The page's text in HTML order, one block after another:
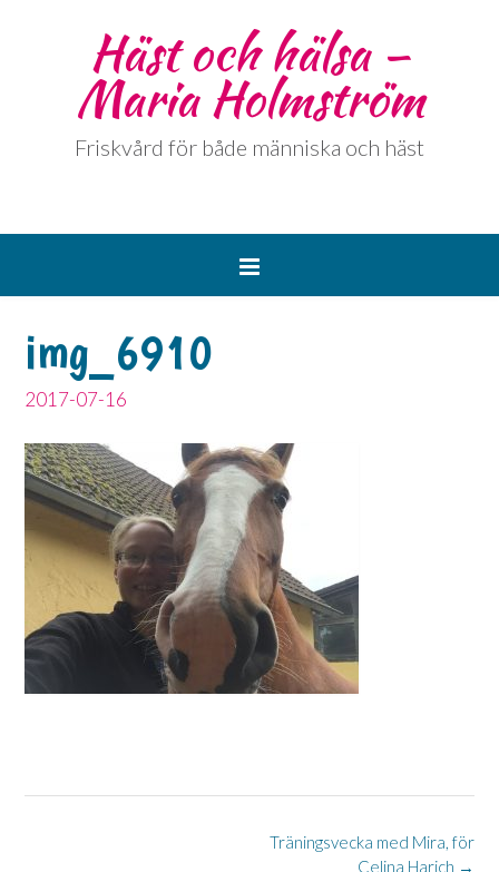
Häst och hälsa –
Maria Holmström
Friskvård för både människa och häst
img_6910
2017-07-16
Träningsvecka med Mira, för
Celina Harich →